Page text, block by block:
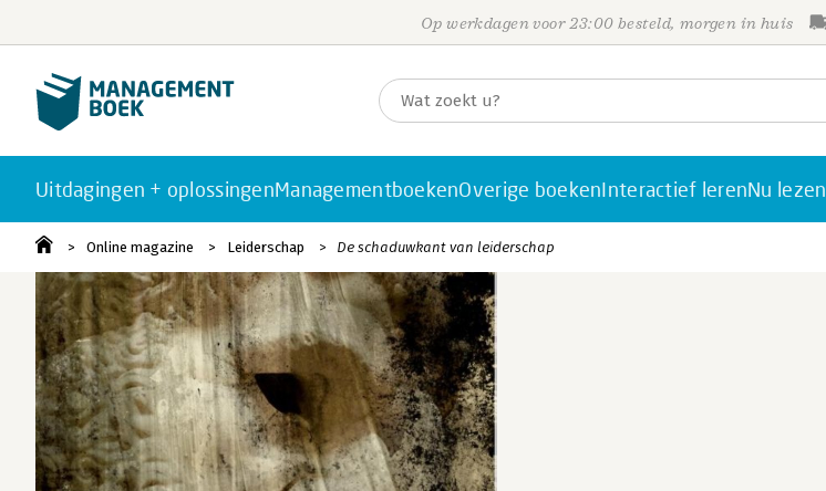
Op werkdagen voor 23:00 besteld, morgen in huis
Uitdagingen + oplossingenManagementboekenOverige boekenInteractief lerenNu lezen
Online magazine Leiderschap De schaduwkant van leiderschap